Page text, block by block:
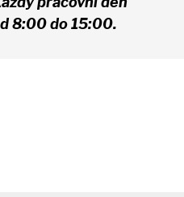
8:00 do 15:00.